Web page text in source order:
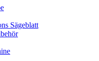
Sägeblatt